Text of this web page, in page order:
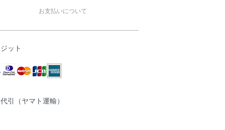
お支払いについて
ット
引（ヤマト運輸）